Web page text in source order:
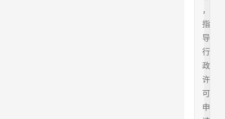
，
指
导
行
政
许
可
申